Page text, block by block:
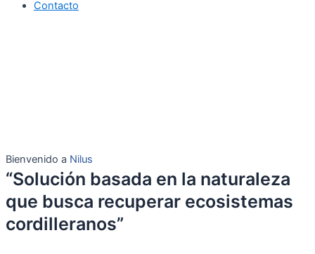
Contacto
Bienvenido a Nilus
“Solución basada en la naturaleza
que busca recuperar ecosistemas
cordilleranos”